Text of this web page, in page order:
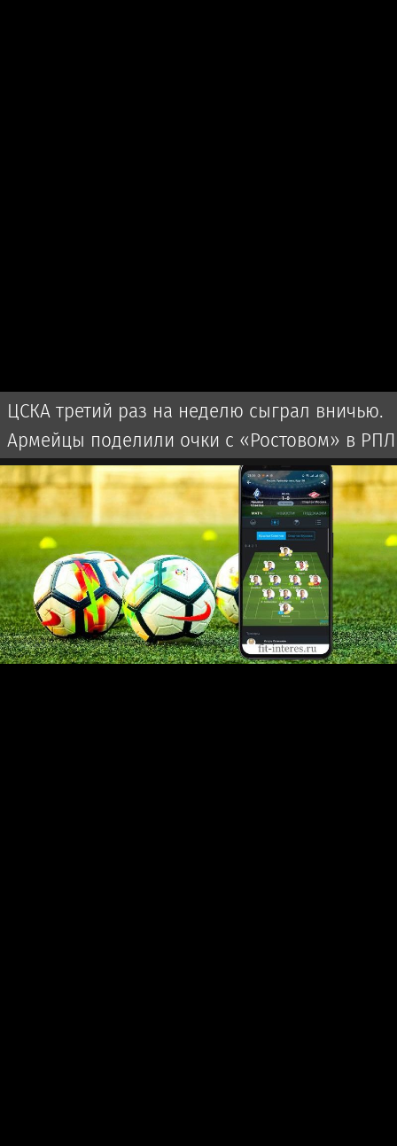
ЦСКА третий раз на неделю сыграл вничью.
Армейцы поделили очки с «Ростовом» в РПЛ